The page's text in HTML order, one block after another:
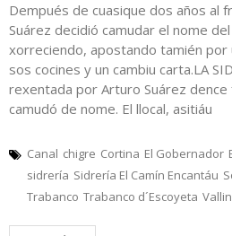
Dempués de cuasique dos años al
Suárez decidió camudar el nome
xorreciendo, apostando tamién por
sos cocines y un cambiu carta.LA
rexentada por Arturo Suárez dence
camudó de nome. El llocal, asitiáu
Canal chigre Cortina El Gobernador
sidrería Sidrería El Camín Encantáu
Trabanco Trabanco d´Escoyeta